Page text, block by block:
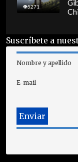
5271
Suscríbete a
Nombre y apellido
E-mail